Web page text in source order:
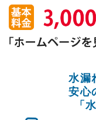
水漏
安心
「